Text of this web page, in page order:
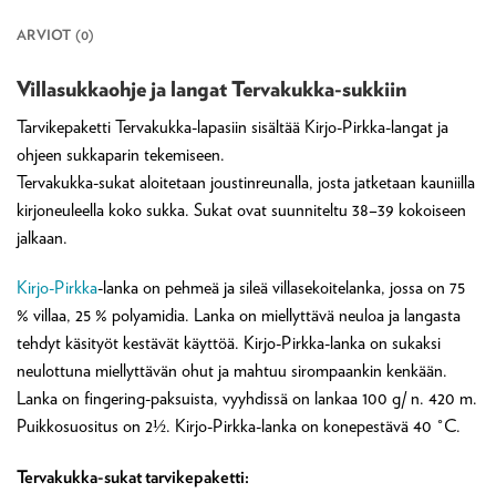
ARVIOT (0)
Villasukkaohje ja langat Tervakukka-sukkiin
Tarvikepaketti Tervakukka-lapasiin sisältää Kirjo-Pirkka-langat ja
ohjeen sukkaparin tekemiseen.
Tervakukka-sukat aloitetaan joustinreunalla, josta jatketaan kauniilla
kirjoneuleella koko sukka. Sukat ovat suunniteltu 38–39 kokoiseen
jalkaan.
Kirjo-Pirkka-lanka on pehmeä ja sileä villasekoitelanka, jossa on 75
% villaa, 25 % polyamidia. Lanka on miellyttävä neuloa ja langasta
tehdyt käsityöt kestävät käyttöä. Kirjo-Pirkka-lanka on sukaksi
neulottuna miellyttävän ohut ja mahtuu sirompaankin kenkään.
Lanka on fingering-paksuista, vyyhdissä on lankaa 100 g/ n. 420 m.
Puikkosuositus on 2½. Kirjo-Pirkka-lanka on konepestävä 40 °C.
Tervakukka-sukat tarvikepaketti: